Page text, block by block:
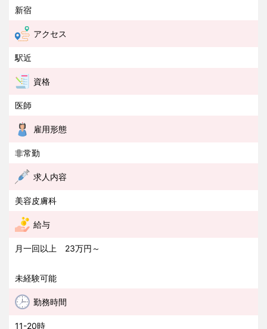
新宿
アクセス
駅近
資格
医師
雇用形態
非常勤
求人内容
美容皮膚科
給与
月一回以上 23万円～
未経験可能
勤務時間
11-20時